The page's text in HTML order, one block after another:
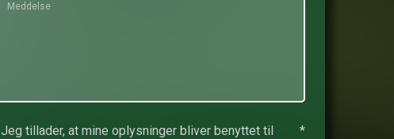
Jeg tillader, at mine oplysninger bliver benyttet til
*